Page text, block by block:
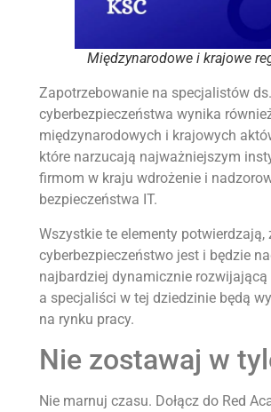
Międzynarodowe i krajowe
Zapotrzebowanie na specjalistów ds.
cyberbezpieczeństwa wynika
międzynarodowych i krajowych
które narzucają najważniejszym
firmom w kraju wdrożenie i
bezpieczeństwa IT.
Wszystkie te elementy potwierdzają,
cyberbezpieczeństwo jest i będzie
najbardziej dynamicznie rozwijającą
a specjaliści w tej dziedzinie będą
na rynku pracy.
Nie zostawaj w
Nie marnuj czasu. Dołącz do Red